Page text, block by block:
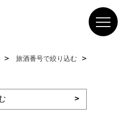
旅酒番号で絞り込む